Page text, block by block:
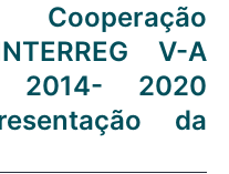
V-A
2014- 2020
da